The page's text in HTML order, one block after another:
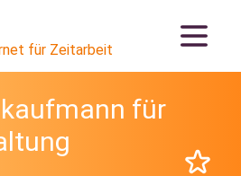
für Zeitarbeit
für